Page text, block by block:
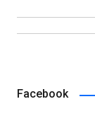
Facebook